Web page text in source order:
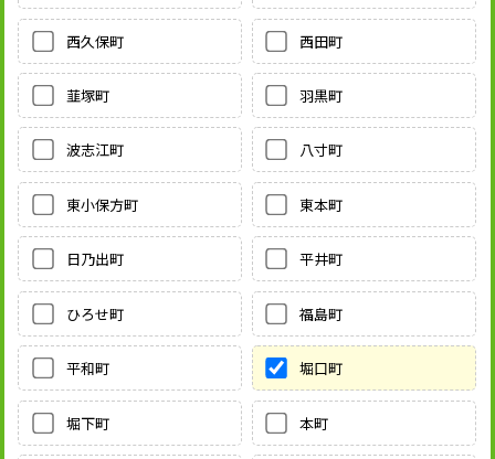
西久保町 西田町
韮塚町 羽黒町
波志江町 八寸町
東小保方町 東本町
日乃出町 平井町
ひろせ町 福島町
平和町 堀口町
堀下町 本町